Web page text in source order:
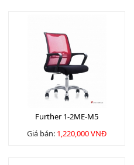
Further 1-2ME-M5
Giá bán: 1,220,000 VNĐ